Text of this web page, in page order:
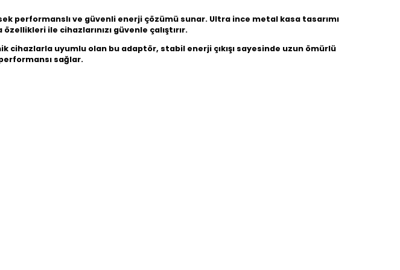
performanslı ve güvenli enerji çözümü sunar. Ultra ince metal kasa tasarımı
ile cihazlarınızı güvenle çalıştırır.
cihazlarla uyumlu olan bu adaptör, stabil enerji çıkışı sayesinde uzun ömürlü
performansı sağlar.